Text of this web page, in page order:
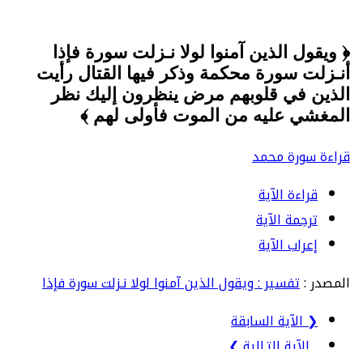
﴿ ويقول الذين آمنوا لولا نـزلت سورة فإذا
أنـزلت سورة محكمة وذكر فيها القتال رأيت
الذين في قلوبهم مرض ينظرون إليك نظر
المغشي عليه من الموت فأولى لهم ﴾
قراءة سورة محمد
قراءة الآية
ترجمة الآية
إعراب الآية
المصدر :تفسير : ويقول الذين آمنوا لولا نـزلت سورة فإذا
❮ الآية السابقة